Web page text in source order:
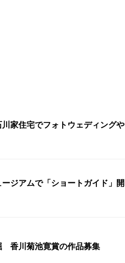
家住宅でフォトウェディングや
ジアムで「ショートガイド」開
香川菊池寛賞の作品募集